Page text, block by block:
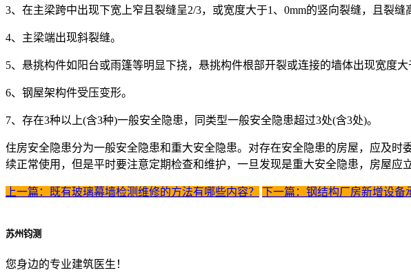
3、在主梁跨中出现下宽上窄且裂缝呈2/3，或宽度大于1、0mm的竖向裂缝，且裂缝
4、主梁端出现斜裂缝。
5、悬挑构件如阳台或雨篷等明显下挠，悬挑构件根部开裂或连接的墙体出现宽度大
6、钢屋架构件受压变形。
7、存在3种以上(含3种)一般安全隐患，同类型一般安全隐患超过3处(含3处)。
住房安全隐患分为一般安全隐患和重大安全隐患。对存在安全隐患的房屋，应及
续正常使用，但是平时要注意定期检查和维护，一旦发现是重大安全隐患，房屋应
上一篇：既有玻璃幕墙检测维修的方法有哪些内容？ 下一篇：钢结构厂房新增设备
苏州钧测
您身边的专业建筑医生！